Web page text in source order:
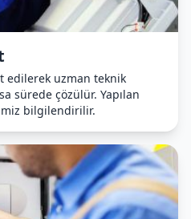
edilerek uzman teknik
sürede çözülür. Yapılan
bilgilendirilir.